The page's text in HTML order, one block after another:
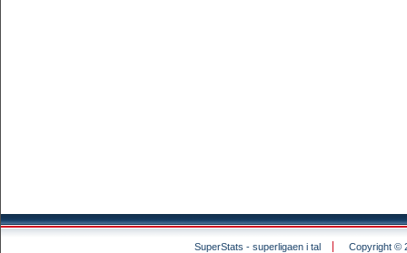
SuperStats - superligaen i tal Copyright ©